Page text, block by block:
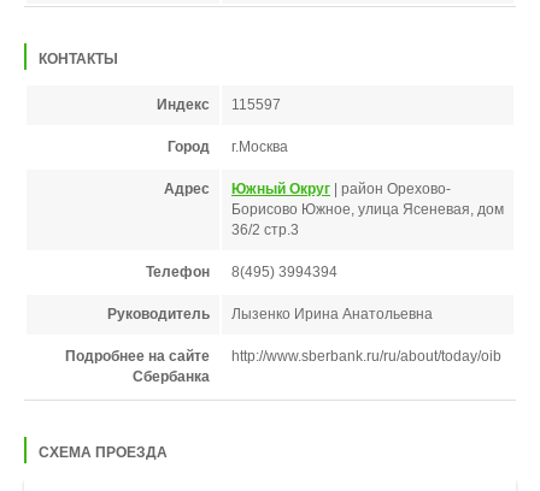
КОНТАКТЫ
Индекс 115597
Город г.Москва
Адрес Южный Округ | район Орехово-
Борисово Южное, улица Ясеневая, дом
36/2 стр.3
Телефон 8(495) 3994394
Руководитель Лызенко Ирина Анатольевна
Подробнее на сайте
Сбербанка
http://www.sberbank.ru/ru/about/today/oib
СХЕМА ПРОЕЗДА